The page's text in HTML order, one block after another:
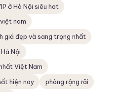
ở Hà Nội siêu hot
nam
giá đẹp và sang trọng nhất
Nội
Việt Nam
hiện nay
phòng rộng rãi